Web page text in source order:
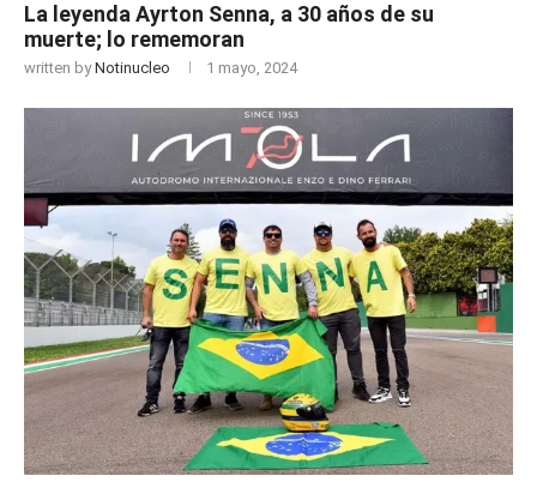
La leyenda Ayrton Senna, a 30 años de su
muerte; lo rememoran
written byNotinucleo 1 mayo, 2024